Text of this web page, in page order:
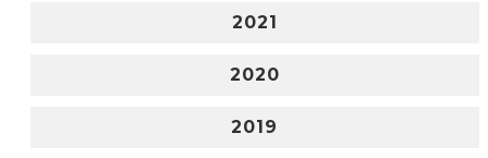
2021
2020
2019